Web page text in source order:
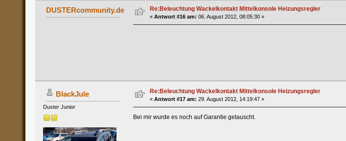
DUSTERcommunity.de Re:Beleuchtung Wackelkontakt Mittelkonsole Heizungsregler
« Antwort #16 am: 06. August 2012, 08:05:30 »
BlackJule
Duster Junior
Re:Beleuchtung Wackelkontakt Mittelkonsole Heizungsregler
« Antwort #17 am: 29. August 2012, 14:19:47 »
Bei mir wurde es noch auf Garantie getauscht.